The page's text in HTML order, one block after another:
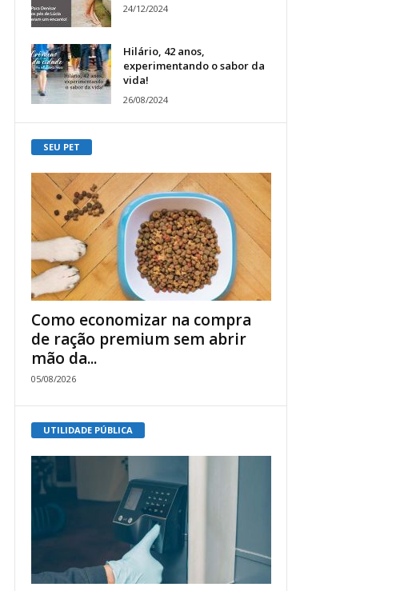
24/12/2024
Hilário, 42 anos,
experimentando o sabor da
vida!
26/08/2024
SEU PET
Como economizar na compra
de ração premium sem abrir
mão da...
05/08/2026
UTILIDADE PÚBLICA